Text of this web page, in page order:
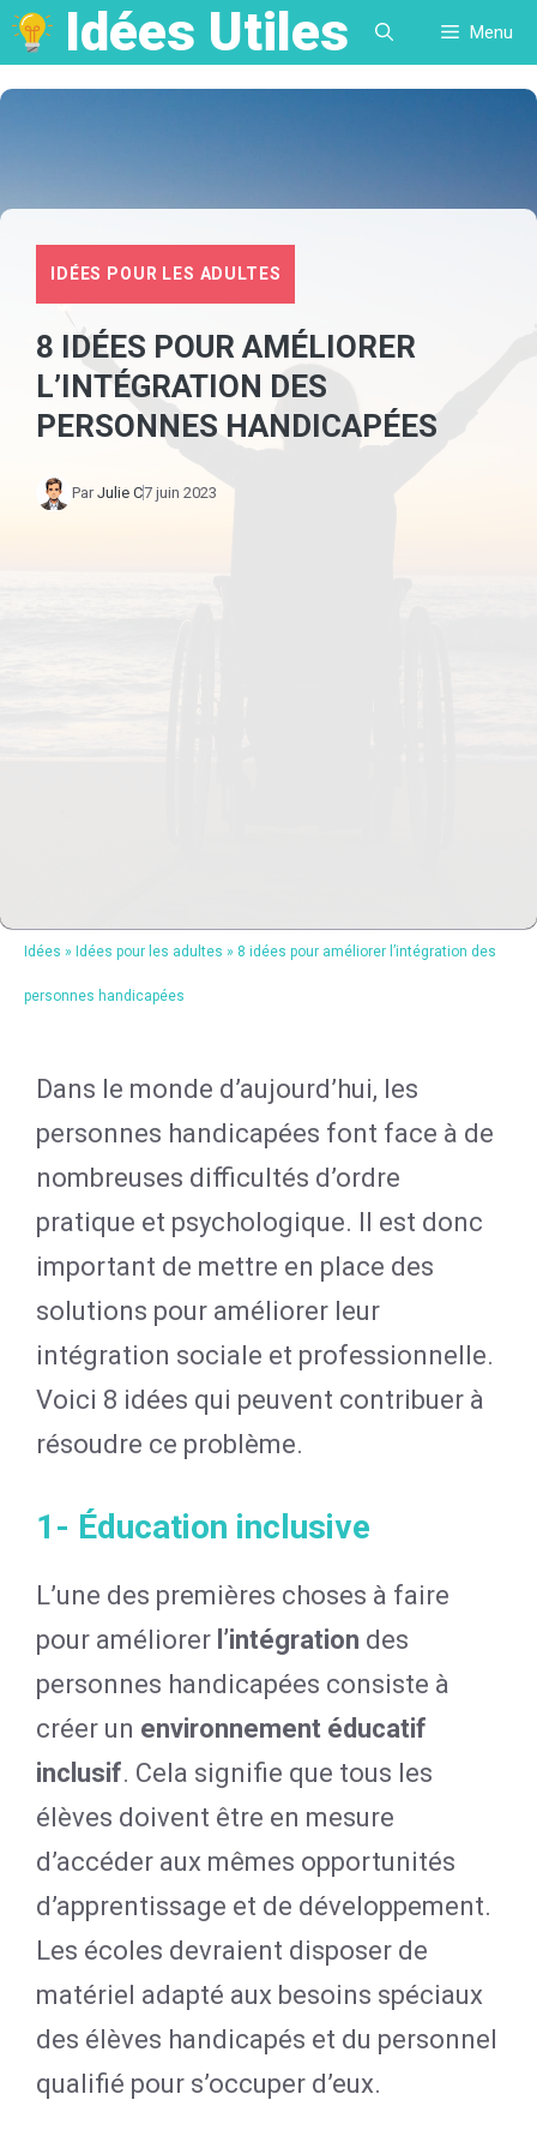
Aller
au
contenu
Idées Utiles Menu
IDÉES POUR LES ADULTES
8 IDÉES POUR AMÉLIORER
L’INTÉGRATION DES
PERSONNES HANDICAPÉES
ParJulie C7 juin 2023
Idées » Idées pour les adultes » 8 idées pour améliorer l’intégration des
personnes handicapées
Dans le monde d’aujourd’hui, les
personnes handicapées font face à de
nombreuses difficultés d’ordre
pratique et psychologique. Il est donc
important de mettre en place des
solutions pour améliorer leur
intégration sociale et professionnelle.
Voici 8 idées qui peuvent contribuer à
résoudre ce problème.
1- Éducation inclusive
L’une des premières choses à faire
pour améliorer l’intégration des
personnes handicapées consiste à
créer un environnement éducatif
inclusif. Cela signifie que tous les
élèves doivent être en mesure
d’accéder aux mêmes opportunités
d’apprentissage et de développement.
Les écoles devraient disposer de
matériel adapté aux besoins spéciaux
des élèves handicapés et du personnel
qualifié pour s’occuper d’eux.